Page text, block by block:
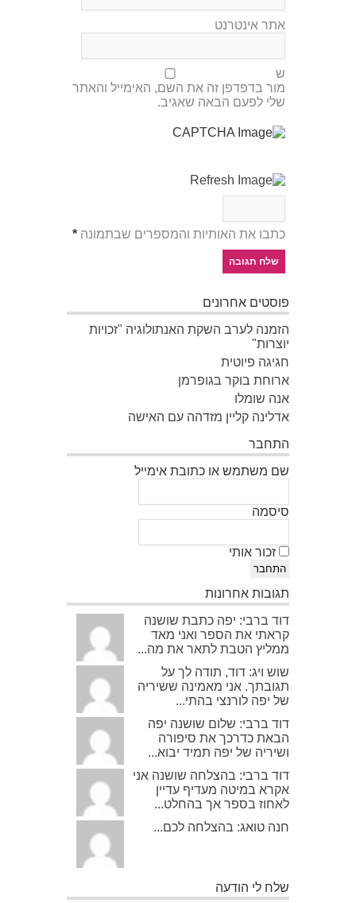
אתר אינטרנט
ש
מור בדפדפן זה את השם, האימייל והאתר
שלי לפעם הבאה שאגיב.
כתבו את האותיות והמספרים שבתמונה *
פוסטים אחרונים
הזמנה לערב השקת האנתולוגיה "זכויות
יוצרות"
חגיגה פיוטית
ארוחת בוקר בגופרמן
אנה שומלו
אדלינה קליין מזדהה עם האישה
התחבר
שם משתמש או כתובת אימייל
סיסמה
זכור אותי
התחבר
תגובות אחרונות
דוד ברבי: יפה כתבת שושנה
קראתי את הספר ואני מאד
ממליץ הטבת לתאר את מה...
שוש ויג: דוד, תודה לך על
תגובתך. אני מאמינה ששיריה
של יפה לורנצי בהתי...
דוד ברבי: שלום שושנה יפה
הבאת כדרכך את סיפורה
ושיריה של יפה תמיד יבוא...
דוד ברבי: בהצלחה שושנה אני
אקרא במיטה מעדיף עדיין
לאחוז בספר אך בהחלט...
חנה טואג: בהצלחה לכם...
שלח לי הודעה